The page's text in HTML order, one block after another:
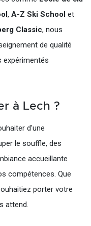
, A-Z Ski School et
Classic, nous
de qualité
expérimentés
à Lech ?
d'une
le souffle, des
accueillante
compétences. Que
porter votre
attend.